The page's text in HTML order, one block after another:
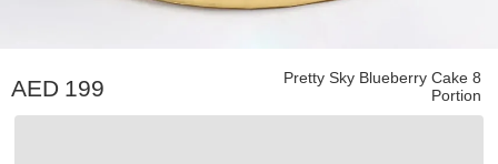
Pretty Sky Blueberry Cake 8
Portion
199